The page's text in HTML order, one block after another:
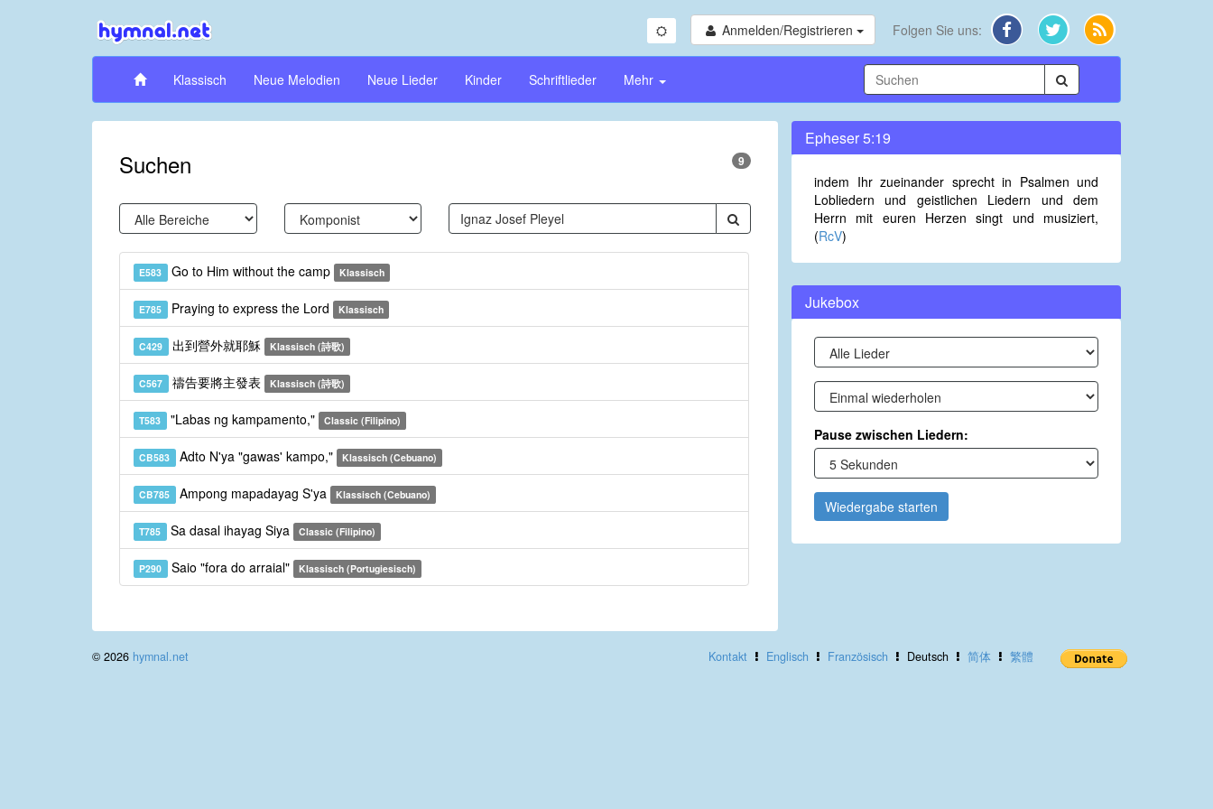
Anmelden/Registrieren Folgen Sie uns:
Klassisch Neue Melodien Neue Lieder Kinder Schriftlieder Mehr
Suchen 9
E583 Go to Him without the camp Klassisch
E785 Praying to express the Lord Klassisch
C429 出到營外就耶穌 Klassisch (詩歌)
C567 禱告要將主發表 Klassisch (詩歌)
T583 "Labas ng kampamento," Classic (Filipino)
CB583 Adto N'ya "gawas' kampo," Klassisch (Cebuano)
CB785 Ampong mapadayag S'ya Klassisch (Cebuano)
T785 Sa dasal ihayag Siya Classic (Filipino)
P290 Saio "fora do arraial" Klassisch (Portugiesisch)
Epheser 5:19
indem Ihr zueinander sprecht in Psalmen und
Lobliedern und geistlichen Liedern und dem
Herrn mit euren Herzen singt und musiziert,
(RcV)
Jukebox
Pause zwischen Liedern:
Wiedergabe starten
Kontakt Englisch Französisch Deutsch 简体 繁體
© 2026 hymnal.net